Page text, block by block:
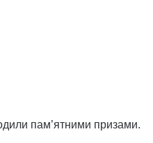
пам’ятними призами.